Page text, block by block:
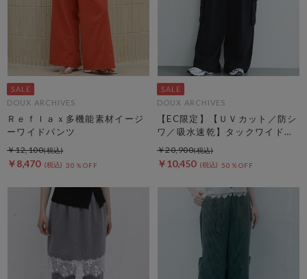
DOUX ARCHIVES
Ｒｅｆｌａｘ多機能素材イージ
ーワイドパンツ
￥8,470 30％OFF
￥12,100
DOUX ARCHIVES
【EC限定】【ＵＶカット／防シ
ワ／吸水速乾】タックワイドカ
ーゴパンツ
￥10,450 50％OFF
￥20,900